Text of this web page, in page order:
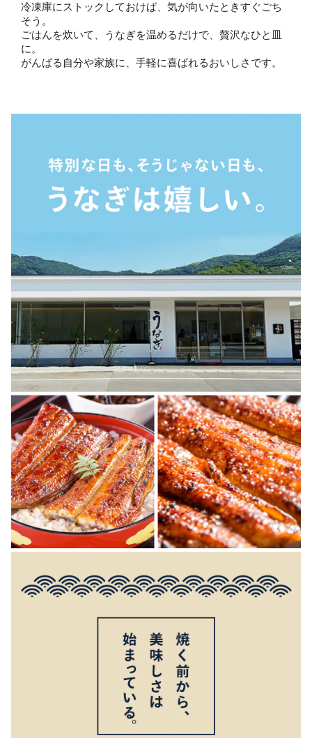
冷凍庫にストックしておけば、気が向いたときすぐごち
そう。
ごはんを炊いて、うなぎを温めるだけで、贅沢なひと皿
に。
がんばる自分や家族に、手軽に喜ばれるおいしさです。